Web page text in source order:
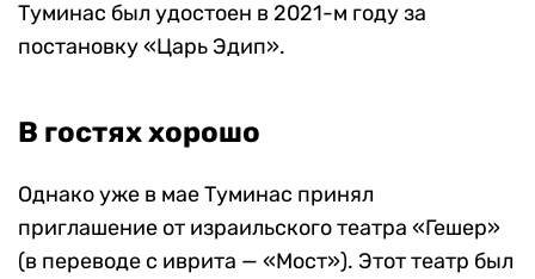
Туминас был удостоен в 2021-м году за
постановку «Царь Эдип».
В гостях хорошо
Однако уже в мае Туминас принял
приглашение от израильского театра «Гешер»
(в переводе с иврита — «Мост»). Этот театр был